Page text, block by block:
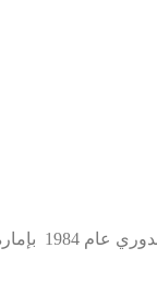
المتحدة